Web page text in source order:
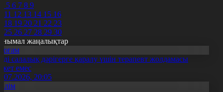
5 6 7 8 9
11 12 13 14 15 16
18 19 20 21 22 23
25 26 27 28 29 30
жаңалықтар
салалық дәрігерге қаралу үшін терапевт жолдамасы
емес
20:05